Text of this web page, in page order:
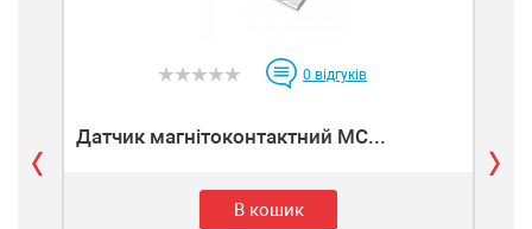
0 відгуків
Датчик магнітоконтактний MC...
В кошик